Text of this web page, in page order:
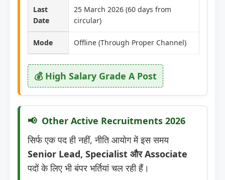
Last
Date
25 March 2026 (60 days from
circular)
Mode Offline (Through Proper Channel)
💰 High Salary Grade A Post
Other Active Recruitments 2026
सिर्फ एक पद ही नहीं, नीति आयोग में इस समय
Senior Lead, Specialist और Associate
पदों के लिए भी बंपर भर्तियां चल रही हैं।